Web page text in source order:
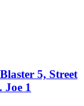
5, Street
1